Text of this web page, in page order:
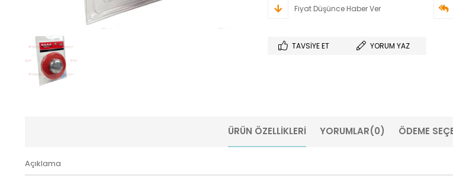
Fiyat Düşünce Haber Ver
TAVSIYE ET YORUM YAZ
ÜRÜN ÖZELLIKLERI YORUMLAR(0) ÖDEME
Açıklama